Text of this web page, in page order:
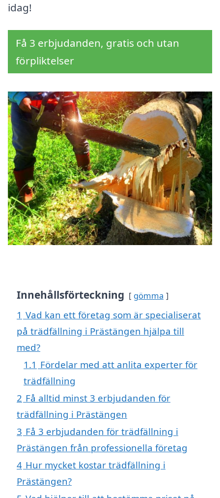
idag!
Få 3 erbjudanden, gratis och utan
förpliktelser
Innehållsförteckning gömma
1 Vad kan ett företag som är specialiserat
på trädfällning i Prästängen hjälpa till
med?
1.1 Fördelar med att anlita experter för
trädfällning
2 Få alltid minst 3 erbjudanden för
trädfällning i Prästängen
3 Få 3 erbjudanden för trädfällning i
Prästängen från professionella företag
4 Hur mycket kostar trädfällning i
Prästängen?